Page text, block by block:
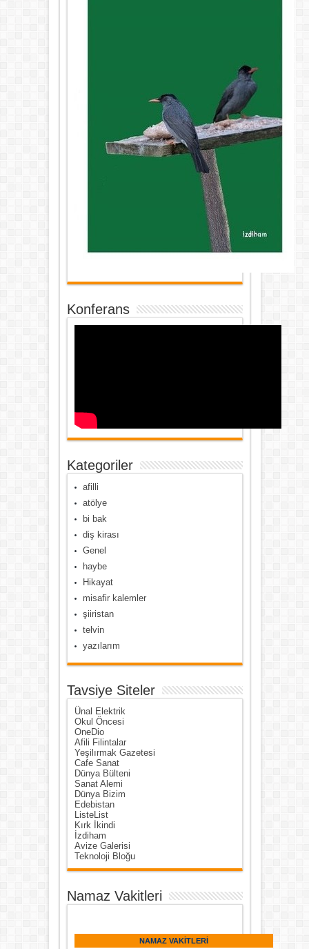
Konferans
Kategoriler
afilli
atölye
bi bak
diş kirası
Genel
haybe
Hikayat
misafir kalemler
şiiristan
telvin
yazılarım
Tavsiye Siteler
Ünal Elektrik
Okul Öncesi
OneDio
Afili Filintalar
Yeşilırmak Gazetesi
Cafe Sanat
Dünya Bülteni
Sanat Alemi
Dünya Bizim
Edebistan
ListeList
Kırk İkindi
İzdiham
Avize Galerisi
Teknoloji Bloğu
Namaz Vakitleri